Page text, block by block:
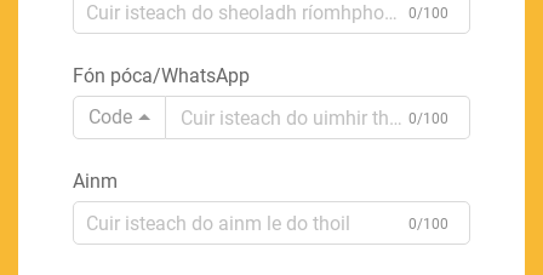
0/100
Fón póca/WhatsApp
Code
0/100
Ainm
0/100